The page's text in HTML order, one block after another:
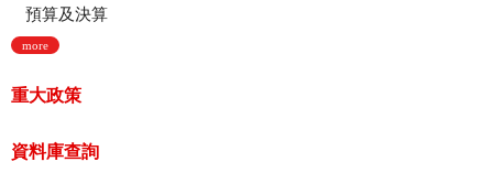
預算及決算
more
重大政策
資料庫查詢